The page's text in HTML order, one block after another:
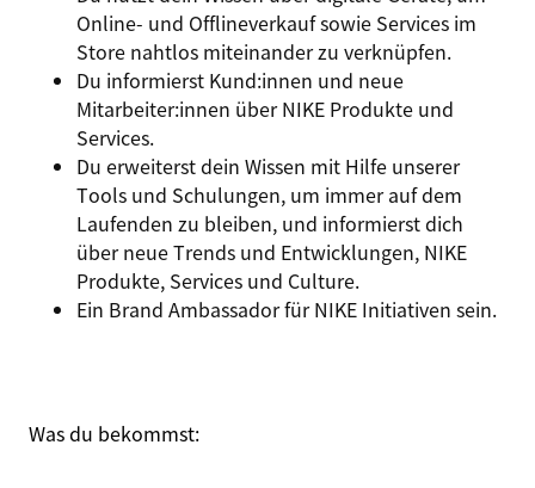
Online- und Offlineverkauf sowie Services im
Store nahtlos miteinander zu verknüpfen.
Du informierst Kund:innen und neue
Mitarbeiter:innen über NIKE Produkte und
Services.
Du erweiterst dein Wissen mit Hilfe unserer
Tools und Schulungen, um immer auf dem
Laufenden zu bleiben, und informierst dich
über neue Trends und Entwicklungen, NIKE
Produkte, Services und Culture.
Ein Brand Ambassador für NIKE Initiativen sein.
Was du bekommst: